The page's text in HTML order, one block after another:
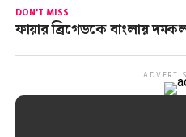
DON'T MISS
ফায়ার ব্রিগেডকে বাংলায়